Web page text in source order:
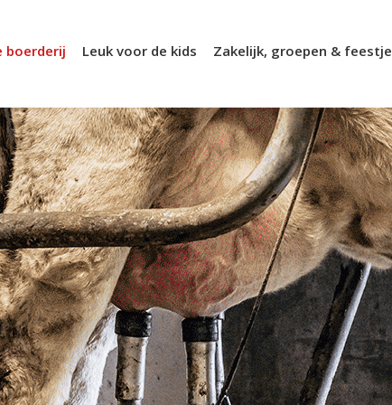
boerderij Leuk voor de kids Zakelijk, groepen & feestje